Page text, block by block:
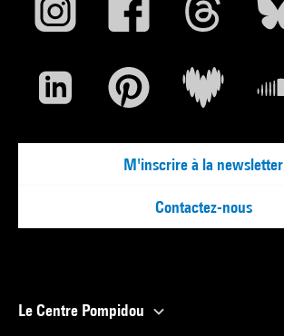
M'inscrire à la newsletter
Contactez-nous
Le Centre Pompidou